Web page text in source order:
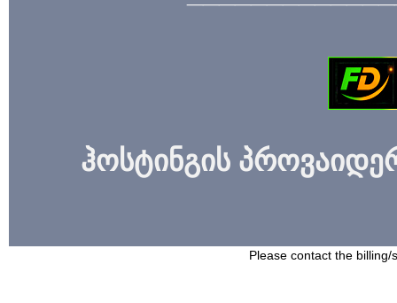
ჰოსტინგის
Please contact the